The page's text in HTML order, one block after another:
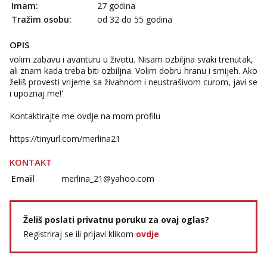
064/677-677
tel:0,93€ - mob:1,12€ min
Čekam tvoj poziv!
Tel:064/677-677- Kod: #132
tel:0,93€ - mob:1,12€ min
Razgovaram :)
Tel:064/677-677
Žana
tel:0,93€ - mob:1,12€ min
Obavijesti me kada se oslobodi
Lili
Imam:
27 godina
Tražim osobu:
od 32 do 55 godina
OPIS
volim zabavu i avanturu u životu. Nisam ozbiljna svaki trenutak,
ali znam kada treba biti ozbiljna. Volim dobru hranu i smijeh. Ako
želiš provesti vrijeme sa živahnom i neustrašivom curom, javi se
i upoznaj me!'
Kontaktirajte me ovdje na mom profilu
https://tinyurl.com/merlina21
KONTAKT
Email merlina_21@yahoo.com
Želiš poslati privatnu poruku za ovaj oglas?
Registriraj se ili prijavi klikom ovdje